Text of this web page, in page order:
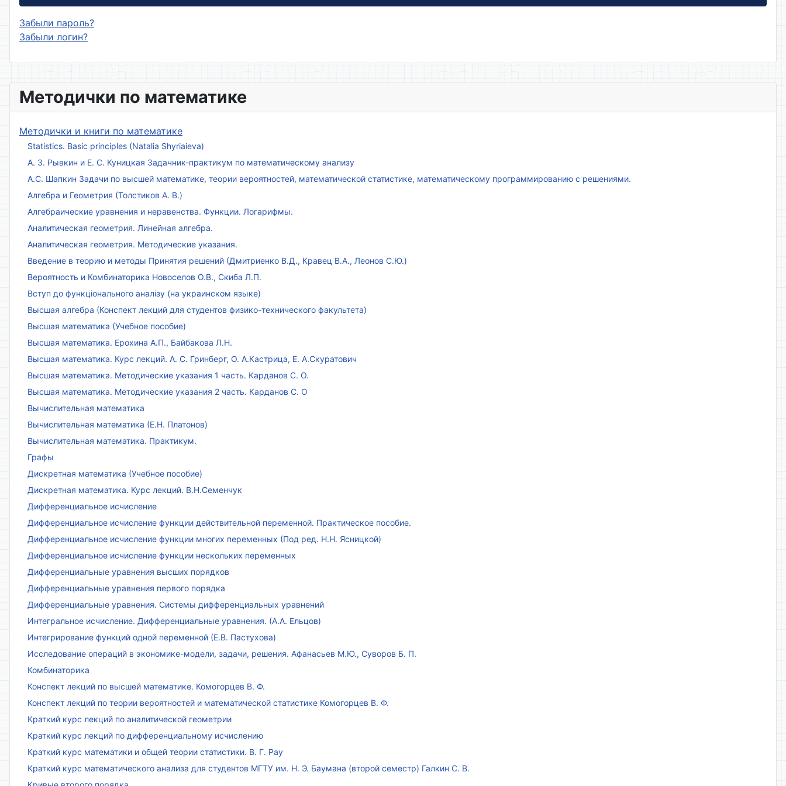
Методички по математике
Методички и книги по математике
Statistics. Basic principles (Natalia Shyriaieva)
А. З. Рывкин и Е. С. Куницкая Задачник-практикум по математическому анализу
А.С. Шапкин Задачи по высшей математике, теории вероятностей, математической статистике, математическому программированию с решениями.
Алгебра и Геометрия (Толстиков А. В.)
Алгебраические уравнения и неравенства. Функции. Логарифмы.
Аналитическая геометрия. Линейная алгебра.
Аналитическая геометрия. Методические указания.
Введение в теорию и методы Принятия решений (Дмитриенко В.Д., Кравец В.А., Леонов С.Ю.)
Вероятность и Комбинаторика Новоселов О.В., Скиба Л.П.
Вступ до функціонального аналізу (на украинском языке)
Высшая алгебра (Конспект лекций для студентов физико-технического факультета)
Высшая математика (Учебное пособие)
Высшая математика. Ерохина А.П., Байбакова Л.Н.
Высшая математика. Курс лекций. А. С. Гринберг, О. А.Кастрица, Е. А.Скуратович
Высшая математика. Методические указания 1 часть. Карданов С. О.
Высшая математика. Методические указания 2 часть. Карданов С. О
Вычислительная математика
Вычислительная математика (Е.Н. Платонов)
Вычислительная математика. Практикум.
Графы
Дискретная математика (Учебное пособие)
Дискретная математика. Курс лекций. В.Н.Семенчук
Дифференциальное исчисление
Дифференциальное исчисление функции действительной переменной. Практическое пособие.
Дифференциальное исчисление функции многих переменных (Под ред. Н.Н. Ясницкой)
Дифференциальное исчисление функции нескольких переменных
Дифференциальные уравнения высших порядков
Дифференциальные уравнения первого порядка
Дифференциальные уравнения. Системы дифференциальных уравнений
Интегральное исчисление. Дифференциальные уравнения. (А.А. Ельцов)
Интегрирование функций одной переменной (Е.В. Пастухова)
Исследование операций в экономике-модели, задачи, решения. Афанасьев М.Ю., Суворов Б. П.
Комбинаторика
Конспект лекций по высшей математике. Комогорцев В. Ф.
Конспект лекций по теории вероятностей и математической статистике Комогорцев В. Ф.
Краткий курс лекций по аналитической геометрии
Краткий курс лекций по дифференциальному исчислению
Краткий курс математики и общей теории статистики. В. Г. Рау
Краткий курс математического анализа для студентов МГТУ им. Н. Э. Баумана (второй семестр) Галкин С. В.
Забыли пароль?
Забыли логин?